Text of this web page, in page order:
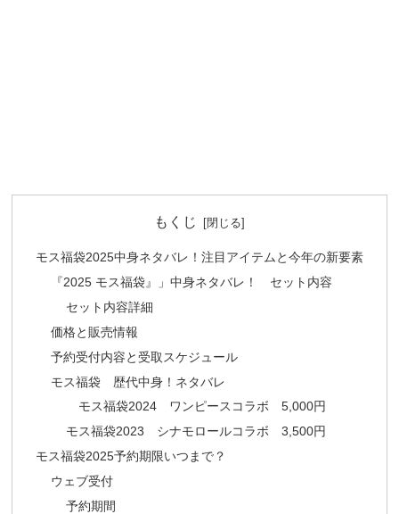
もくじ
モス福袋2025中身ネタバレ！注目アイテムと今年の新要素
『2025 モス福袋』」中身ネタバレ！ セット内容
セット内容詳細
価格と販売情報
予約受付内容と受取スケジュール
モス福袋 歴代中身！ネタバレ
モス福袋2024 ワンピースコラボ 5,000円
モス福袋2023 シナモロールコラボ 3,500円
モス福袋2025予約期限いつまで？
ウェブ受付
予約期間